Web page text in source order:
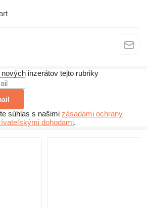
inzerátov tejto rubriky
súhlas s našimi zásadami ochrany
dohodami.